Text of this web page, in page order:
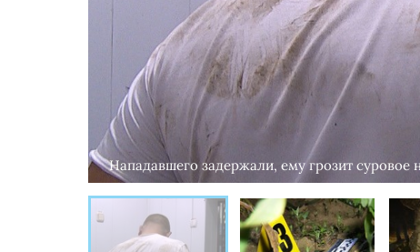
Нападавшего задержали, ему грозит суровое